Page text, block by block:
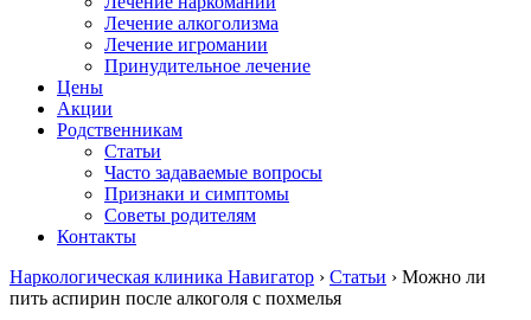
Лечение алкоголизма
Лечение игромании
Принудительное лечение
Цены
Акции
Родственникам
Cтатьи
Часто задаваемые вопросы
Признаки и симптомы
Советы родителям
Контакты
Наркологическая клиника Навигатор › Статьи › Можно ли
пить аспирин после алкоголя с похмелья